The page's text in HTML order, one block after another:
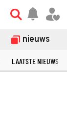
nieuws
LAATSTE NIEUWS